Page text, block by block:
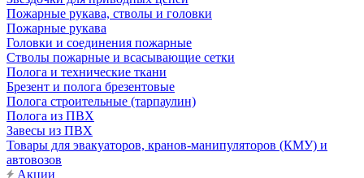
Пожарные рукава, стволы и головки
Пожарные рукава
Головки и соединения пожарные
Стволы пожарные и всасывающие сетки
Полога и технические ткани
Брезент и полога брезентовые
Полога строительные (тарпаулин)
Полога из ПВХ
Завесы из ПВХ
Товары для эвакуаторов, кранов-манипуляторов (КМУ) и
автовозов
Акции